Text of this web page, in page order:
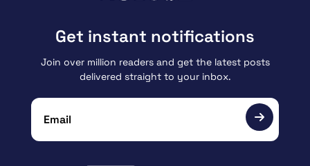
Get instant notifications
Join over million readers and get the latest posts
delivered straight to your inbox.